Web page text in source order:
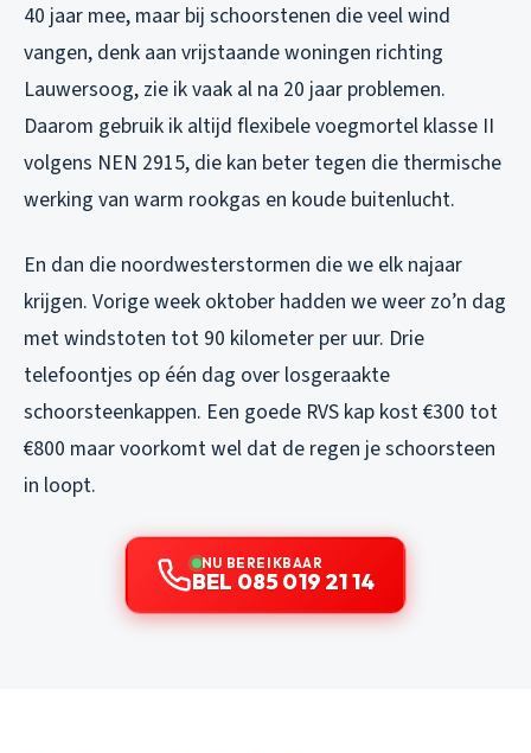
40 jaar mee, maar bij schoorstenen die veel wind
vangen, denk aan vrijstaande woningen richting
Lauwersoog, zie ik vaak al na 20 jaar problemen.
Daarom gebruik ik altijd flexibele voegmortel klasse II
volgens NEN 2915, die kan beter tegen die thermische
werking van warm rookgas en koude buitenlucht.
En dan die noordwesterstormen die we elk najaar
krijgen. Vorige week oktober hadden we weer zo’n dag
met windstoten tot 90 kilometer per uur. Drie
telefoontjes op één dag over losgeraakte
schoorsteenkappen. Een goede RVS kap kost €300 tot
€800 maar voorkomt wel dat de regen je schoorsteen
in loopt.
NU BEREIKBAAR
BEL 085 019 21 14